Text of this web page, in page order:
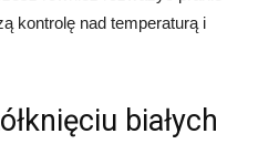
kontrolę nad temperaturą i
białych